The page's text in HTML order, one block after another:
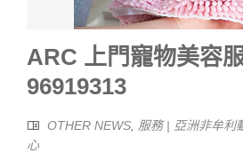
ARC 上門寵物美容
96919313
OTHER NEWS 服務 | 亞洲非牟利
心